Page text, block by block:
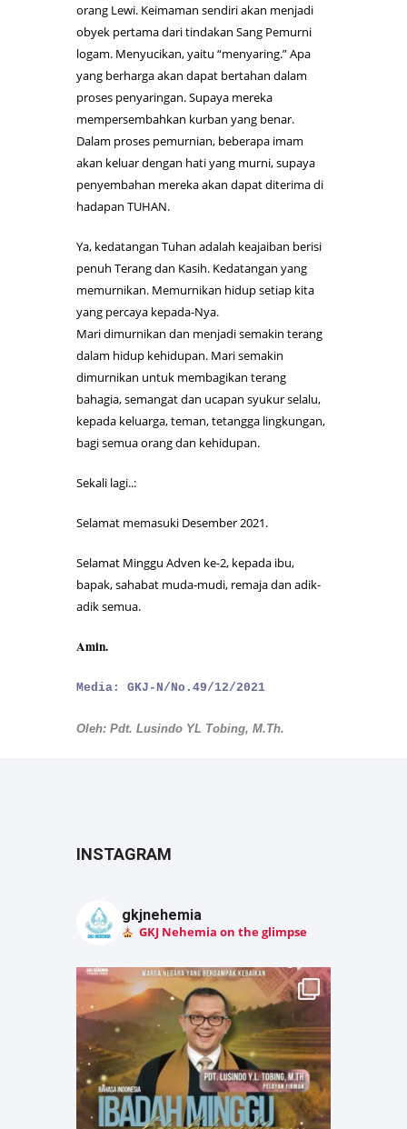
orang Lewi. Keimaman sendiri akan menjadi
obyek pertama dari tindakan Sang Pemurni
logam. Menyucikan, yaitu “menyaring.” Apa
yang berharga akan dapat bertahan dalam
proses penyaringan. Supaya mereka
mempersembahkan kurban yang benar.
Dalam proses pemurnian, beberapa imam
akan keluar dengan hati yang murni, supaya
penyembahan mereka akan dapat diterima di
hadapan TUHAN.
Ya, kedatangan Tuhan adalah keajaiban berisi
penuh Terang dan Kasih. Kedatangan yang
memurnikan. Memurnikan hidup setiap kita
yang percaya kepada-Nya.
Mari dimurnikan dan menjadi semakin terang
dalam hidup kehidupan. Mari semakin
dimurnikan untuk membagikan terang
bahagia, semangat dan ucapan syukur selalu,
kepada keluarga, teman, tetangga lingkungan,
bagi semua orang dan kehidupan.
Sekali lagi..:
Selamat memasuki Desember 2021.
Selamat Minggu Adven ke-2, kepada ibu,
bapak, sahabat muda-mudi, remaja dan adik-
adik semua.
Amin.
Media: GKJ-N/No.49/12/2021
Oleh: Pdt. Lusindo YL Tobing, M.Th.
INSTAGRAM
gkjnehemia
GKJ Nehemia on the glimpse